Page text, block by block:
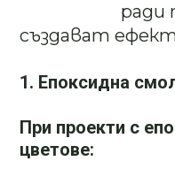
и свещи
създават
1. Епоксидна
При проекти с
цветове: